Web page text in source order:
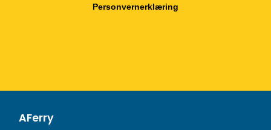
Personvernerklæring
AFerry